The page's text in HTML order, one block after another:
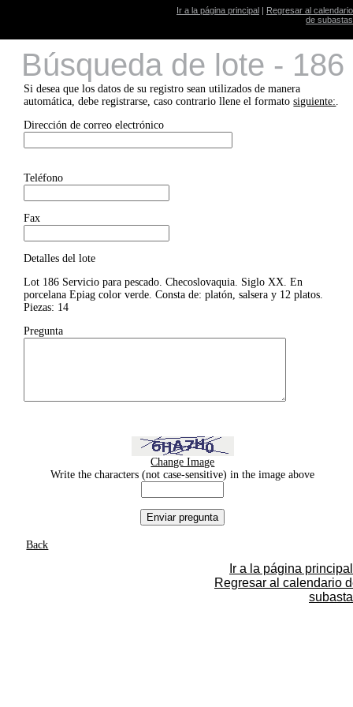
Ir a la página principal | Regresar al calendario
de subastas
Búsqueda de lote - 186
Si desea que los datos de su registro sean utilizados de manera
automática, debe registrarse, caso contrario llene el formatosiguiente:.
Dirección de correo electrónico
Teléfono
Fax
Detalles del lote
Lot 186 Servicio para pescado. Checoslovaquia. Siglo XX. En
porcelana Epiag color verde. Consta de: platón, salsera y 12 platos.
Piezas: 14
Pregunta
Change Image
Write the characters (not case-sensitive) in the image above
Back
Ir a la página principal
Regresar al calendario